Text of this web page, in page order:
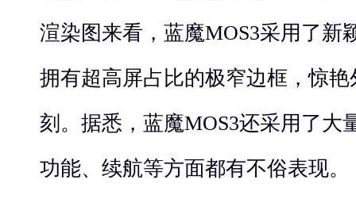
渲染图来看，蓝魔MOS3采用了新
拥有超高屏占比的极窄边框，惊
刻。据悉，蓝魔MOS3还采用了大
功能、续航等方面都有不俗表现。